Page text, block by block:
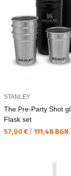
STANLEY
The Pre-Party Shot
Flask set
Текуща цена:
57,00 € / 111,48 BGN